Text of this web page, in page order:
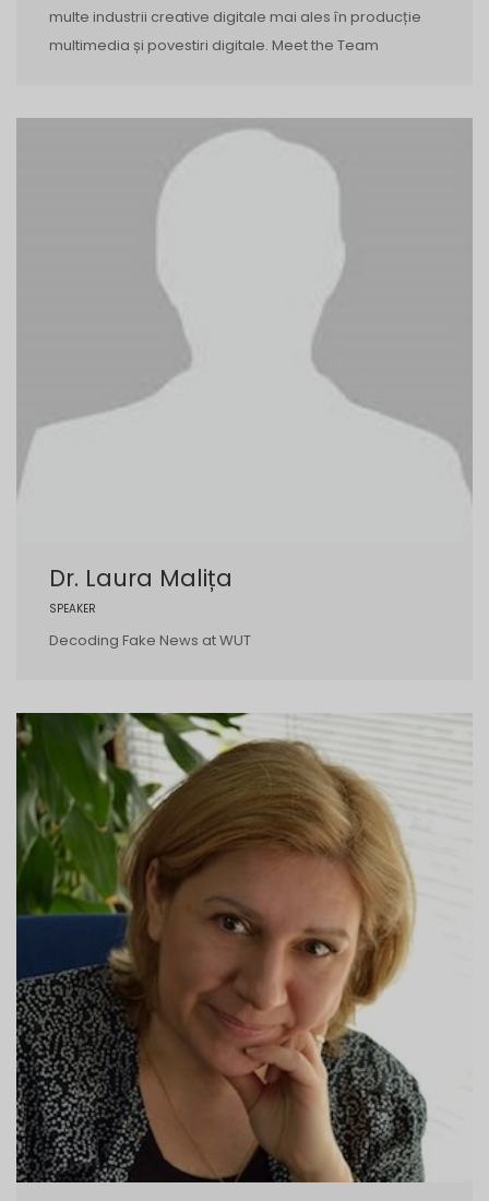
multe industrii creative digitale mai ales în producție
multimedia și povestiri digitale. Meet the Team
Dr. Laura Malița
SPEAKER
Decoding Fake News at WUT